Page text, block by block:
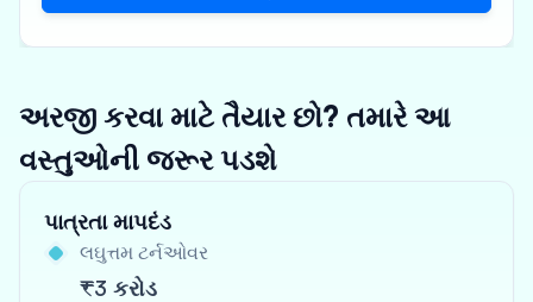
અરજી કરવા માટે તૈયાર છો? તમારે આ
વસ્તુઓની જરૂર પડશે
પાત્રતા માપદંડ
લઘુત્તમ ટર્નઓવર
₹3 કરોડ